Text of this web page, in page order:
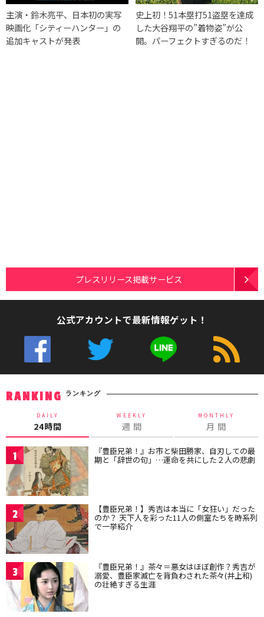
主演・鈴木亮平、日本初の実写
映画化「シティーハンター」の
追加キャストが発表
史上初！51本塁打51盗塁を達成
した大谷翔平の”着物姿”が公
開。パーフェクトすぎるのだ！
プレスリリース掲載サービス
公式アカウントで最新情報ゲット！
RANKING ランキング
DAILY
24時間
WEEKLY
週 間
MONTHLY
月 間
1 『豊臣兄弟！』お市と柴田勝家、自刃しての最
期と「辞世の句」…運命を共にした２人の悲劇
2 【豊臣兄弟！】秀吉は本当に「女狂い」だった
のか？ 天下人を彩った11人の側室たちを時系列
で一挙紹介
3 『豊臣兄弟！』茶々＝悪女はほぼ創作？秀吉が
溺愛、豊臣家滅亡を背負わされた茶々(井上和)
の壮絶すぎる生涯